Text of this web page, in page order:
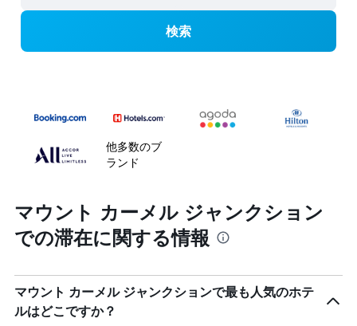
検索
他多数のブ
ランド
マウント カーメル ジャンクション
での滞在に関する情報
マウント カーメル ジャンクションで最も人気のホテ
ルはどこですか？